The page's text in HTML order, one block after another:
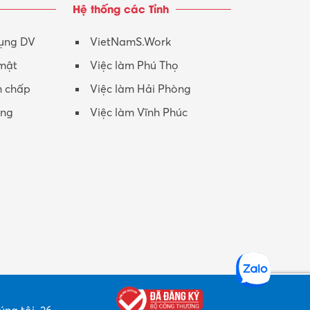
Nhân viên CSKH
Phục vụ khác
Promotion Girl (PG)
DV
chấp
Hệ thống các Tỉnh
VietNamS.Work
Việc làm Phú Thọ
Việc làm Hải Phòng
Việc làm Vĩnh Phúc